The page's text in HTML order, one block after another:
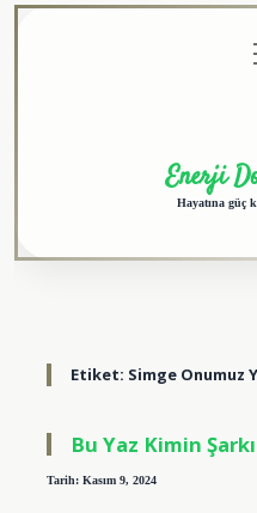
Enerji
Hayatına güç
Etiket: Simge Onumuz
Bu Yaz Kimin
Tarih: Kasım 9, 2024